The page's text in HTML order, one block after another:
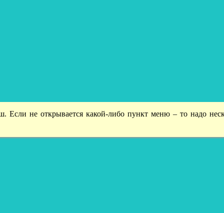
Если не открывается какой-либо пункт меню – то надо